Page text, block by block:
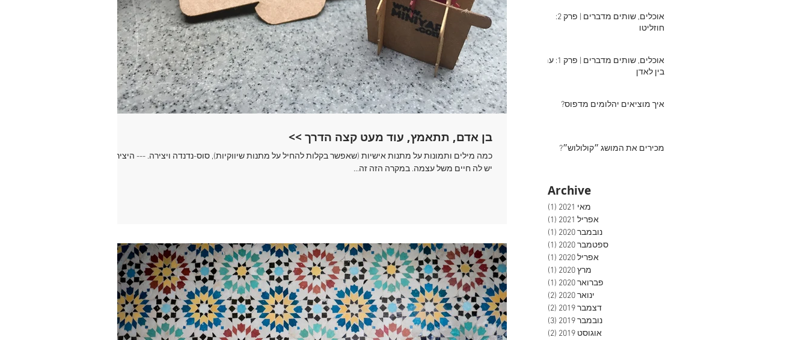
בן אדם, תתאמץ, עוד מעט קצה הדרך >>
כמה מילים ותמונות על מתנות אישיות (שאפשר בקלות להחיל על מתנות שיווקיות), סוס-נדנדה ויצירה. --- היצירה
יש לה חיים משל עצמה. במקרה הזה זה...
אוכלים, שותים מדברים | פרק 2:
חוזליטו
אוכלים, שותים מדברים | פרק 1: עם
בין לאדן
איך מוציאים יהלומים מדפוס?
מכירים את המושג ״קולולוש״?
Archive
מאי 2021 (1)
אפריל 2021
(1)
נובמבר 2020
(1)
ספטמבר 2020
(1)
אפריל 2020
(1)
מרץ 2020
(1)
פברואר 2020
(1)
ינואר 2020
(2)
דצמבר 2019
(2)
נובמבר 2019
(3)
אוגוסט 2019
(2)